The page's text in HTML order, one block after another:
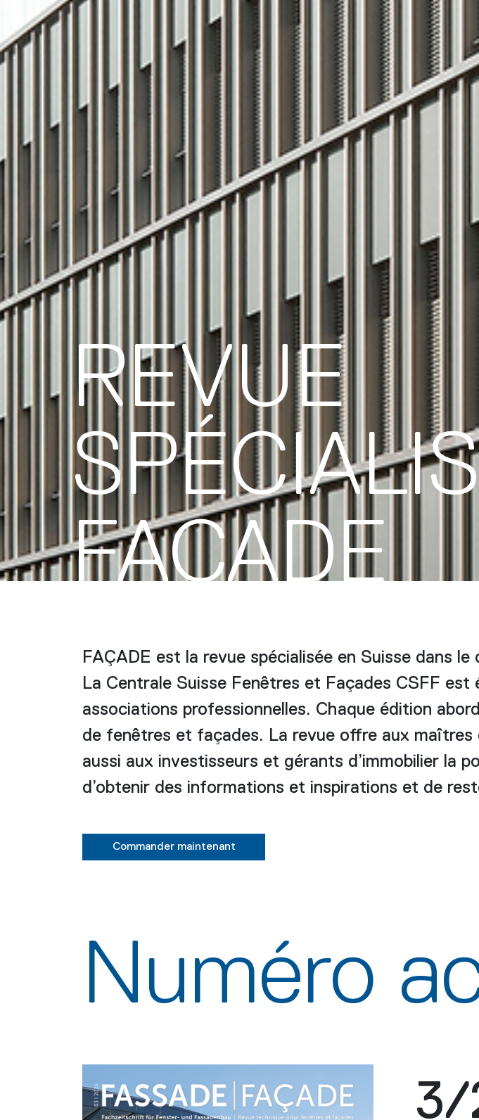
REVUE
FAÇADE
FAÇADE est la revue spécialisée en Suisse dans
La Centrale Suisse Fenêtres et Façades CSFF
associations professionnelles. Chaque édition
de fenêtres et façades. La revue offre aux
aussi aux investisseurs et gérants d’immobilier la
d’obtenir des informations et inspirations et de
Commander maintenant
Numéro
3/